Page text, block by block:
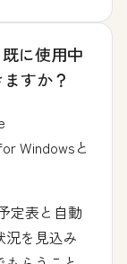
に使用中
すか？
Windowsと
定表と自動
況を見込み